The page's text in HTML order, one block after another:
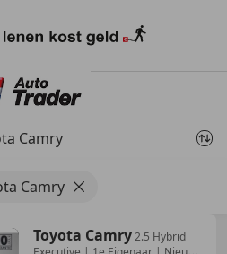
Camry
Camry
Toyota Camry2.5 Hybrid